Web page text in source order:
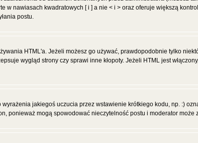
w nawiasach kwadratowych [ i ] a nie < i > oraz oferuje większą
postu.
HTML'a. Jeżeli możesz go używać, prawdopodobnie tylko
wygląd strony czy sprawi inne kłopoty. Jeżeli HTML jest
jakiegoś uczucia przez wstawienie krótkiego kodu, np. :)
ponieważ mogą spowodować nieczytelność postu i moderator może